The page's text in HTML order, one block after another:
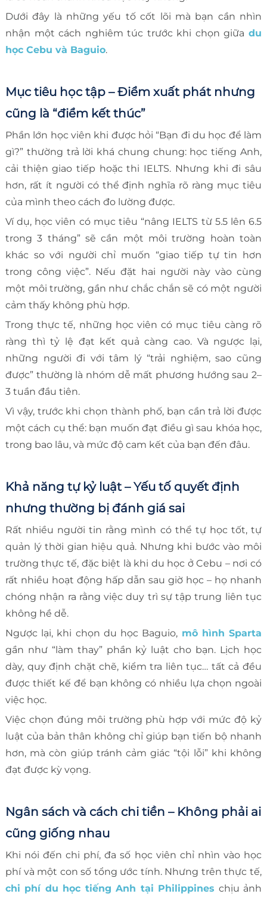
Dưới đây là những yếu tố cốt lõi mà bạn cần nhìn
nhận một cách nghiêm túc trước khi chọn giữadu
học Cebu và Baguio.
Mục tiêu học tập – Điểm xuất phát nhưng
cũng là “điểm kết thúc”
Phần lớn học viên khi được hỏi “Bạn đi du học để làm
gì?” thường trả lời khá chung chung: học tiếng Anh,
cải thiện giao tiếp hoặc thi IELTS. Nhưng khi đi sâu
hơn, rất ít người có thể định nghĩa rõ ràng mục tiêu
của mình theo cách đo lường được.
Ví dụ, học viên có mục tiêu “nâng IELTS từ 5.5 lên 6.5
trong 3 tháng” sẽ cần một môi trường hoàn toàn
khác so với người chỉ muốn “giao tiếp tự tin hơn
trong công việc”. Nếu đặt hai người này vào cùng
một môi trường, gần như chắc chắn sẽ có một người
cảm thấy không phù hợp.
Trong thực tế, những học viên có mục tiêu càng rõ
ràng thì tỷ lệ đạt kết quả càng cao. Và ngược lại,
những người đi với tâm lý “trải nghiệm, sao cũng
được” thường là nhóm dễ mất phương hướng sau 2–
3 tuần đầu tiên.
Vì vậy, trước khi chọn thành phố, bạn cần trả lời được
một cách cụ thể: bạn muốn đạt điều gì sau khóa học,
trong bao lâu, và mức độ cam kết của bạn đến đâu.
Khả năng tự kỷ luật – Yếu tố quyết định
nhưng thường bị đánh giá sai
Rất nhiều người tin rằng mình có thể tự học tốt, tự
quản lý thời gian hiệu quả. Nhưng khi bước vào môi
trường thực tế, đặc biệt là khi du học ở Cebu – nơi có
rất nhiều hoạt động hấp dẫn sau giờ học – họ nhanh
chóng nhận ra rằng việc duy trì sự tập trung liên tục
không hề dễ.
Ngược lại, khi chọn du học Baguio, mô hình Sparta
gần như “làm thay” phần kỷ luật cho bạn. Lịch học
dày, quy định chặt chẽ, kiểm tra liên tục… tất cả đều
được thiết kế để bạn không có nhiều lựa chọn ngoài
việc học.
Việc chọn đúng môi trường phù hợp với mức độ kỷ
luật của bản thân không chỉ giúp bạn tiến bộ nhanh
hơn, mà còn giúp tránh cảm giác “tội lỗi” khi không
đạt được kỳ vọng.
Ngân sách và cách chi tiền – Không phải ai
cũng giống nhau
Khi nói đến chi phí, đa số học viên chỉ nhìn vào học
phí và một con số tổng ước tính. Nhưng trên thực tế,
chi phí du học tiếng Anh tại Philippines chịu ảnh